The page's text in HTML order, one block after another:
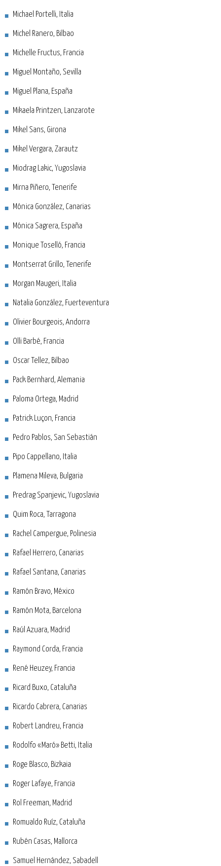
Michael Portelli, Italia
Michel Ranero, Bilbao
Michelle Fructus, Francia
Miguel Montaño, Sevilla
Miguel Plana, España
Mikaela Printzen, Lanzarote
Mikel Sans, Girona
Mikel Vergara, Zarautz
Miodrag Lakic, Yugoslavia
Mirna Piñero, Tenerife
Mónica González, Canarias
Mónica Sagrera, España
Monique Toselló, Francia
Montserrat Grillo, Tenerife
Morgan Maugeri, Italia
Natalia González, Fuerteventura
Olivier Bourgeois, Andorra
Olli Barbé, Francia
Oscar Tellez, Bilbao
Pack Bernhard, Alemania
Paloma Ortega, Madrid
Patrick Luçon, Francia
Pedro Pablos, San Sebastián
Pipo Cappellano, Italia
Plamena Mileva, Bulgaria
Predrag Spanjevic, Yugoslavia
Quim Roca, Tarragona
Rachel Campergue, Polinesia
Rafael Herrero, Canarias
Rafael Santana, Canarias
Ramón Bravo, México
Ramón Mota, Barcelona
Raúl Azuara, Madrid
Raymond Corda, Francia
René Heuzey, Francia
Ricard Buxo, Cataluña
Ricardo Cabrera, Canarias
Robert Landreu, Francia
Rodolfo «Maró» Betti, Italia
Roge Blasco, Bizkaia
Roger Lafaye, Francia
Rol Freeman, Madrid
Romualdo Ruíz, Cataluña
Rubén Casas, Mallorca
Samuel Hernández, Sabadell